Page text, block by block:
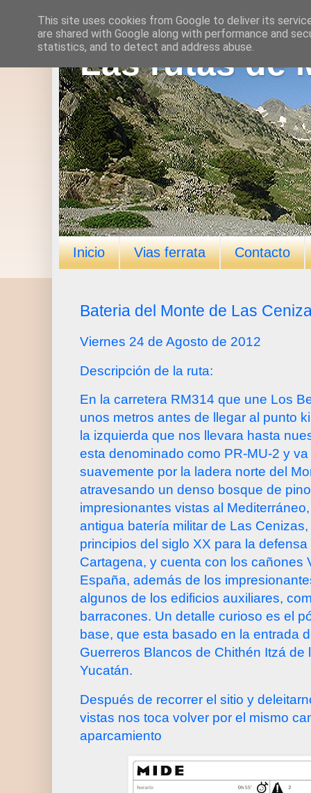
Las rutas de
Inicio Vias ferrata Contacto
Bateria del Monte de Las
Viernes 24 de Agosto de 2012
Descripción de la ruta:
En la carretera RM314 que une Los
unos metros antes de llegar al punto
la izquierda que nos llevara hasta
esta denominado como PR-MU-2 y
suavemente por la ladera norte del
atravesando un denso bosque de
impresionantes vistas al
antigua batería militar de Las
principios del siglo XX para la
Cartagena, y cuenta con los cañones
España, además de los
algunos de los edificios auxiliares,
barracones. Un detalle curioso es el
base, que esta basado en la entrada
Guerreros Blancos de Chithén Itzá de
Yucatán.
Después de recorrer el sitio y
vistas nos toca volver por el mismo
aparcamiento
This site uses cookies from Google to deliver its
are shared with Google along with performance and
statistics, and to detect and address abuse.